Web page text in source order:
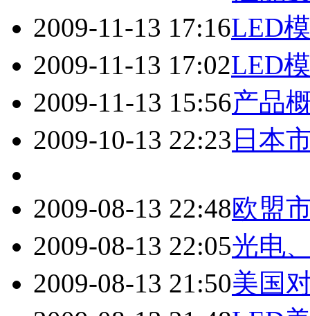
2009-11-13 17:16LED
2009-11-13 17:02LED
2009-11-13 15:56产品
2009-10-13 22:23 日本
2009-08-13 22:48欧盟
2009-08-13 22:05光电
2009-08-13 21:50美国